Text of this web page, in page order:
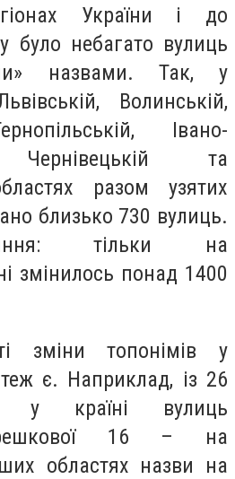
України і до
було небагато вулиць
назвами. Так, у
Волинській,
Івано-
Чернівецькій та
разом узятих
близько 730 вулиць.
тільки на
змінилось понад 1400
зміни топонімів у
теж є. Наприклад, із 26
у країні вулиць
16 – на
областях назви на